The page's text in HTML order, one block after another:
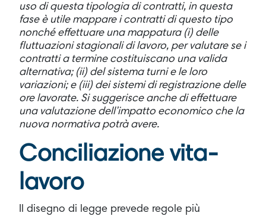
uso di questa tipologia di contratti, in questa
fase è utile mappare i contratti di questo tipo
nonché effettuare una mappatura (i) delle
fluttuazioni stagionali di lavoro, per valutare se i
contratti a termine costituiscano una valida
alternativa; (ii) del sistema turni e le loro
variazioni; e (iii) dei sistemi di registrazione delle
ore lavorate. Si suggerisce anche di effettuare
una valutazione dell’impatto economico che la
nuova normativa potrà avere.
Conciliazione vita-
lavoro
Il disegno di legge prevede regole più